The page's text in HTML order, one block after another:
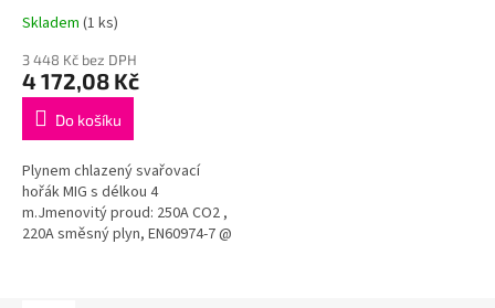
Skladem (1 ks)
3 448 Kč bez DPH
4 172,08 Kč
Do košíku
Plynem chlazený svařovací
hořák MIG s délkou 4
m.Jmenovitý proud: 250A CO2 ,
220A směsný plyn, EN60974-7 @